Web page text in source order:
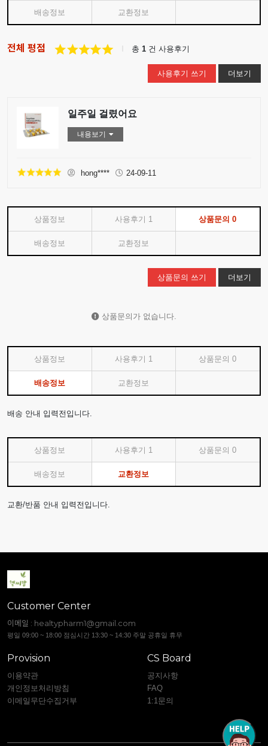
배송정보 교환정보
전체 평점 총 1 건 사용후기
사용후기 쓰기 더보기
일주일 걸렸어요
내용보기
hong**** 24-09-11
상품정보 사용후기 1 상품문의0
배송정보 교환정보
상품문의 쓰기 더보기
상품문의가 없습니다.
상품정보 사용후기 1 상품문의0
배송정보 교환정보
배송 안내 입력전입니다.
상품정보 사용후기 1 상품문의0
배송정보 교환정보
교환/반품 안내 입력전입니다.
Customer Center
이메일 : healtypharm1@gmail.com
평일 09:00 ~ 18:00 점심시간 13:30 ~ 14:30 주말 공휴일 휴무
Provision
이용약관
개인정보처리방침
이메일무단수집거부
CS Board
공지사항
FAQ
1:1문의